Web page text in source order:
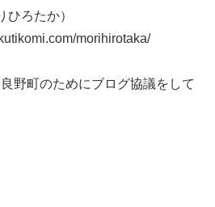
ろたか）
morihirotaka/
野町のためにブログ協議をして